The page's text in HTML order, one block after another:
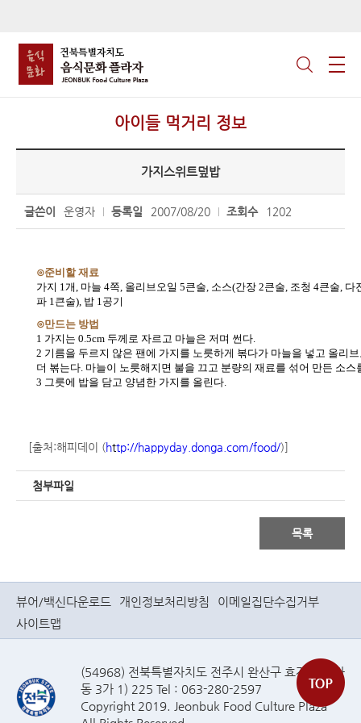
아이들 먹거리 정보
가지스위트덮밥
글쓴이 운영자 등록일 2007/08/20 조회수 1202
⊙준비할 재료
가지 1개, 마늘 4쪽, 올리브오일 5큰술, 소스(간장 2큰술, 조청 4큰술, 다
파 1큰술), 밥 1공기
⊙만드는 방법
1 가지는 0.5cm 두께로 자르고 마늘은 저며 썬다.
2 기름을 두르지 않은 팬에 가지를 노릇하게 볶다가 마늘을 넣고 올리
더 볶는다. 마늘이 노릇해지면 불을 끄고 분량의 재료를 섞어 만든 소스
3 그릇에 밥을 담고 양념한 가지를 올린다.
[출처:해피데이 (http://happyday.donga.com/food/)]
첨부파일
목록
뷰어/백신다운로드 개인정보처리방침
이메일집단수집거부
사이트맵
(54968) 전북특별자치도 전주시 완산구 효자로(효자
동 3가 1) 225 Tel : 063-280-2597
Copyright 2019. Jeonbuk Food Culture Plaza